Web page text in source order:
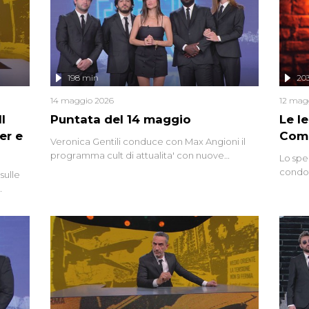
mettendo in fila testimonianze, errori, dettagli
controversi e i protagonisti di un'indagine che
sembra non avere fine.
e
tra
di
Puntata del 14 maggio
198 min
14 maggio 2026
Veronica Gentili conduce con Max Angioni il
programma cult di attualita' con nuove
Le
12
Lo
e